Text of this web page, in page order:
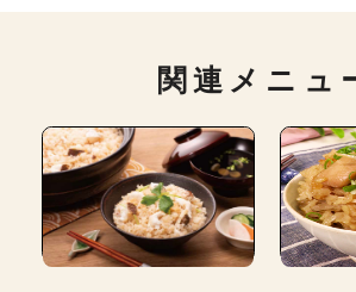
関連メニュ